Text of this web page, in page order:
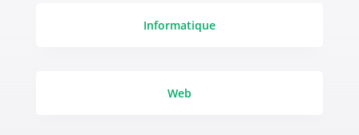
Informatique
Web